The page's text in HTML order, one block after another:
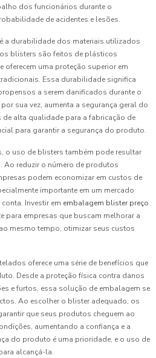
dos funcionários durante o
de acidentes e lesões.
a durabilidade dos materiais utilizados
blisters são feitos de plásticos
oferecem uma proteção superior em
Essa durabilidade significa
a serem danificados durante o
sua vez, aumenta a segurança geral do
alta qualidade para a fabricação de
para garantir a segurança do produto.
o uso de blisters também pode resultar
Ao reduzir o número de produtos
podem economizar em custos de
importante em um mercado
Investir em embalagem blister preço
para empresas que buscam melhorar a
mesmo tempo, otimizar seus custos
oferece uma série de benefícios que
Desde a proteção física contra danos
e furtos, essa solução de embalagem se
Ao escolher o blister adequado, os
que seus produtos cheguem ao
aumentando a confiança e a
do produto é uma prioridade, e o uso de
alcançá-la.